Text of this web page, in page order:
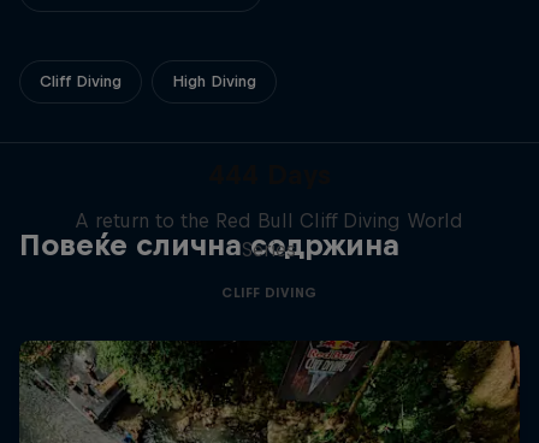
Cliff Diving High Diving
Повеќе слична содржина
A return to the Red Bull Cliff Diving World
Series
CLIFF DIVING